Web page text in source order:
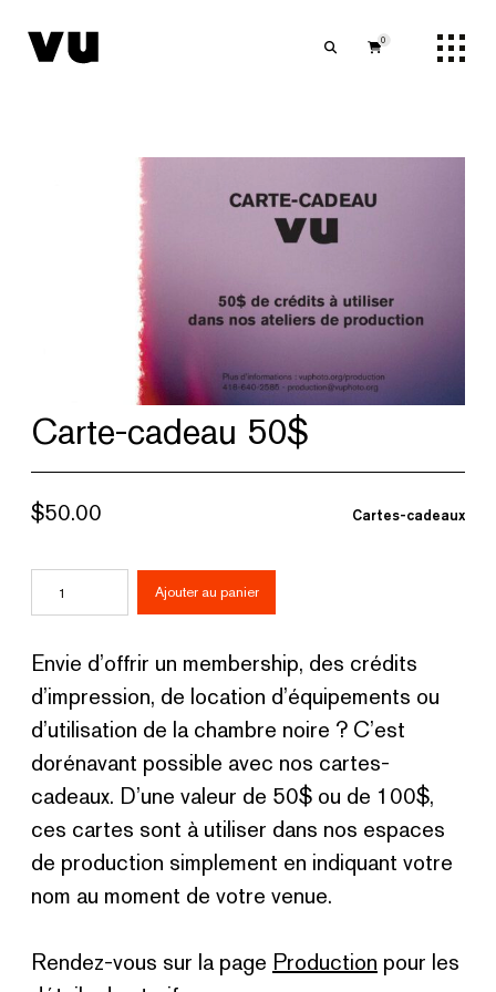
0
Carte-cadeau 50$
$50.00 Cartes-cadeaux
quantité
de
Carte-
cadeau
50$
Ajouter au panier
Envie d’offrir un membership, des crédits
d’impression, de location d’équipements ou
d’utilisation de la chambre noire ? C’est
dorénavant possible avec nos cartes-
cadeaux. D’une valeur de 50$ ou de 100$,
ces cartes sont à utiliser dans nos espaces
de production simplement en indiquant votre
nom au moment de votre venue.
Rendez-vous sur la page Production pour les